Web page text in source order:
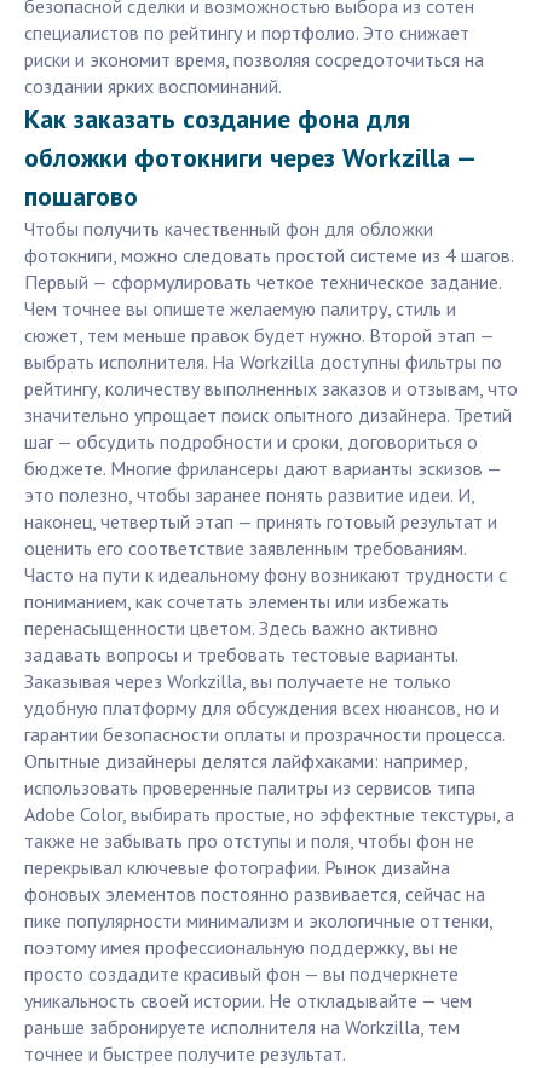
безопасной сделки и возможностью выбора из сотен
специалистов по рейтингу и портфолио. Это снижает
риски и экономит время, позволяя сосредоточиться на
создании ярких воспоминаний.
Как заказать создание фона для
обложки фотокниги через Workzilla —
пошагово
Чтобы получить качественный фон для обложки
фотокниги, можно следовать простой системе из 4 шагов.
Первый — сформулировать четкое техническое задание.
Чем точнее вы опишете желаемую палитру, стиль и
сюжет, тем меньше правок будет нужно. Второй этап —
выбрать исполнителя. На Workzilla доступны фильтры по
рейтингу, количеству выполненных заказов и отзывам, что
значительно упрощает поиск опытного дизайнера. Третий
шаг — обсудить подробности и сроки, договориться о
бюджете. Многие фрилансеры дают варианты эскизов —
это полезно, чтобы заранее понять развитие идеи. И,
наконец, четвертый этап — принять готовый результат и
оценить его соответствие заявленным требованиям.
Часто на пути к идеальному фону возникают трудности с
пониманием, как сочетать элементы или избежать
перенасыщенности цветом. Здесь важно активно
задавать вопросы и требовать тестовые варианты.
Заказывая через Workzilla, вы получаете не только
удобную платформу для обсуждения всех нюансов, но и
гарантии безопасности оплаты и прозрачности процесса.
Опытные дизайнеры делятся лайфхаками: например,
использовать проверенные палитры из сервисов типа
Adobe Color, выбирать простые, но эффектные текстуры, а
также не забывать про отступы и поля, чтобы фон не
перекрывал ключевые фотографии. Рынок дизайна
фоновых элементов постоянно развивается, сейчас на
пике популярности минимализм и экологичные оттенки,
поэтому имея профессиональную поддержку, вы не
просто создадите красивый фон — вы подчеркнете
уникальность своей истории. Не откладывайте — чем
раньше забронируете исполнителя на Workzilla, тем
точнее и быстрее получите результат.